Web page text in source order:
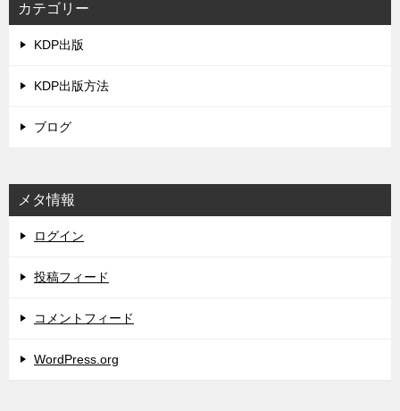
カテゴリー
KDP出版
KDP出版方法
ブログ
メタ情報
ログイン
投稿フィード
コメントフィード
WordPress.org